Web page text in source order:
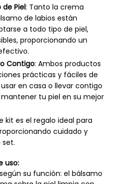
de Piel: Tanto la crema
de labios están
a todo tipo de piel,
proporcionando un
Contigo: Ambos productos
prácticas y fáciles de
en casa o llevar contigo
tu piel en su mejor
kit es el regalo ideal para
cuidado y
set.
uso:
su función: el bálsamo